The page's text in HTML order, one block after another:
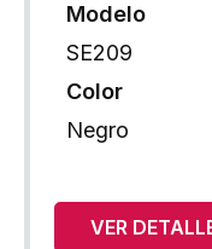
Modelo
SE209
Color
Negro
VER